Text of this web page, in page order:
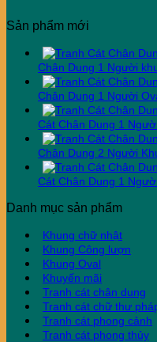
Sản phẩm mới
Chân Dung 1 Người
Chân Dung 1 Người
Cát Chân Dung 1
Chân Dung 2 Người
Cát Chân Dung 1
Danh mục sản phẩm
Khung chữ nhật
Khung Công lượn
Khung Oval
Khuyến mãi
Tranh cát chân dung
Tranh cát chữ thư
Tranh cát phong cảnh
Tranh cát phong thủy